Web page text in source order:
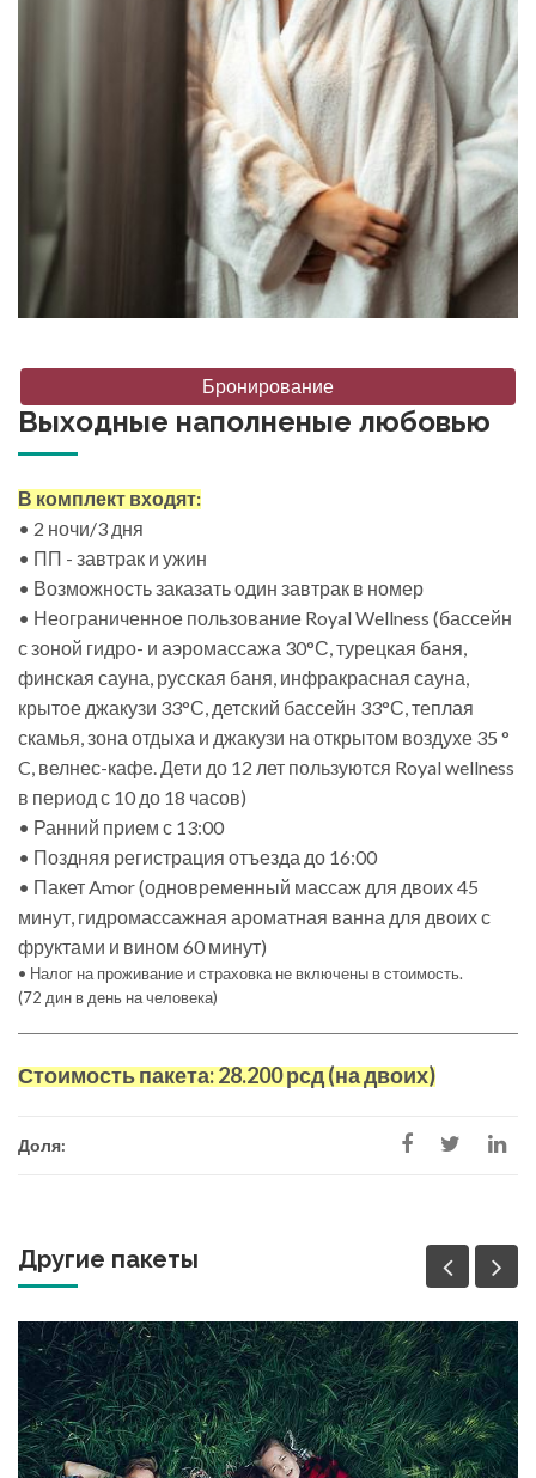
Бронирование
Выходные наполненые любовью
В комплект входят:
• 2 ночи/3 дня
• ПП - завтрак и ужин
• Возможность заказать один завтрак в номер
• Неограниченное пользование Royal Wellness (бассейн
с зоной гидро- и аэромассажа 30°С, турецкая баня,
финская сауна, русская баня, инфракрасная сауна,
крытое джакузи 33°С, детский бассейн 33°С, теплая
скамья, зона отдыха и джакузи на открытом воздухе 35 °
C, велнес-кафе. Дети до 12 лет пользуются Royal wellness
в период с 10 до 18 часов)
• Ранний прием с 13:00
• Поздняя регистрация отъезда до 16:00
• Пакет Amor (одновременный массаж для двоих 45
минут, гидромассажная ароматная ванна для двоих с
фруктами и вином 60 минут)
• Налог на проживание и страховка не включены в стоимость.
(72 дин в день на человека)
Стоимость пакета:28.200рсд (на двоих)
Доля:
Другие пакеты